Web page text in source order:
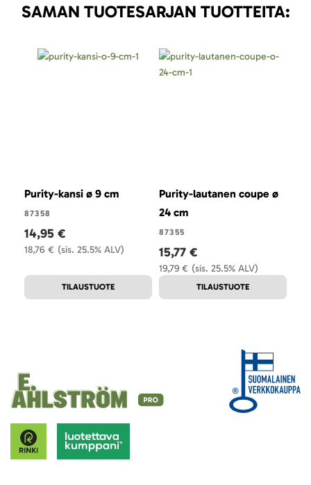
SAMAN TUOTESARJAN TUOTTEITA:
Purity-kansi ø 9 cm
87358
(sis. 25.5% ALV)
18,76 €
14,95 €
TILAUSTUOTE
Purity-lautanen coupe ø
24 cm
87355
(sis. 25.5% ALV)
19,79 €
15,77 €
TILAUSTUOTE